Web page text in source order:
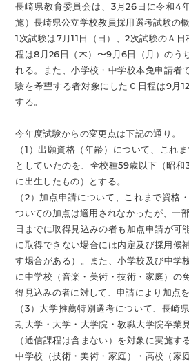
長崎県教育委員会は、3月26日に令和4
施）長崎県公立学校教員採用選考試験の
1次試験は7月11日（日）、2次試験のＡ
程は8月26日（木）〜9月6日（月）のう
れる。また、小学校・中学校本免申請者
験を希望する者対象にしたＣ日程は9月
する。
今年度試験からの変更点は下記の通り。
（1）出願資格（年齢）について、これ
としていたのを、全校種59歳以下（昭
に出生したもの）とする。
（2）加点申請について、これまで資格
ついての加点は適用されなかったが、一
日までに取得見込みの者も加点申請が可
に取得できない場合には内定及び採用候
す場合がある）。また、小学校及び中学
に中学校（音楽・美術・技術・家庭）の
得見込みの者に対して、申請により加点を
（3）大学推薦特別選考について、長崎
期大学・大学・大学院・教職大学院卒業
（通信課程は含まない）を対象に実施す
中学校（技術・美術・家庭）・高校（家